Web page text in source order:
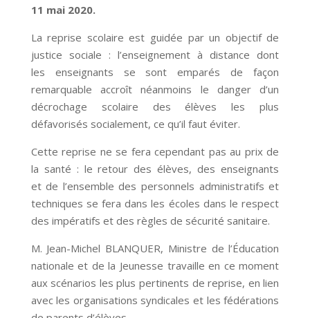
11 mai 2020.
La reprise scolaire est guidée par un objectif de
justice sociale : l’enseignement à distance dont
les enseignants se sont emparés de façon
remarquable accroît néanmoins le danger d’un
décrochage scolaire des élèves les plus
défavorisés socialement, ce qu’il faut éviter.
Cette reprise ne se fera cependant pas au prix de
la santé : le retour des élèves, des enseignants
et de l’ensemble des personnels administratifs et
techniques se fera dans les écoles dans le respect
des impératifs et des règles de sécurité sanitaire.
M. Jean-Michel BLANQUER, Ministre de l’Éducation
nationale et de la Jeunesse travaille en ce moment
aux scénarios les plus pertinents de reprise, en lien
avec les organisations syndicales et les fédérations